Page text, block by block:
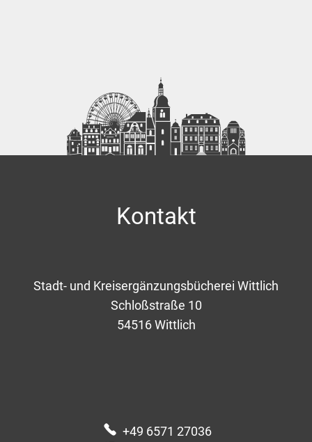
Ihre Straße, Nr.
Kontakt
Stadt- und Kreisergänzungsbücherei Wittlich
Schloßstraße 10
54516 Wittlich
+49 6571 27036